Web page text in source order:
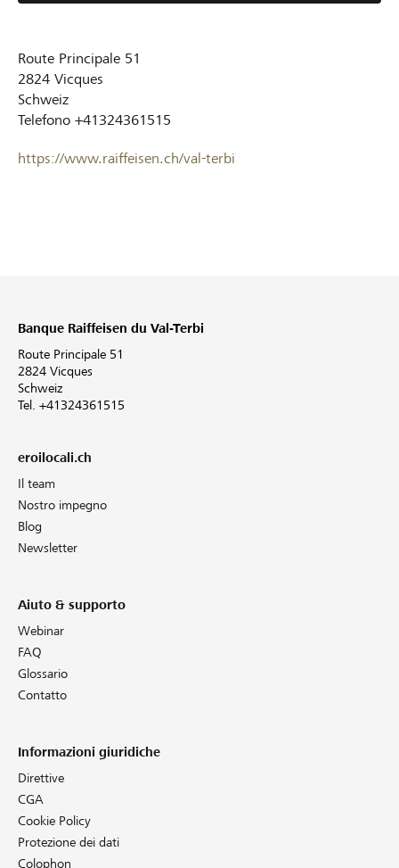
Route Principale 51
2824 Vicques
Schweiz
Telefono +41324361515
https://www.raiffeisen.ch/val-terbi
Banque Raiffeisen du Val-Terbi
Route Principale 51
2824 Vicques
Schweiz
Tel. +41324361515
eroilocali.ch
Il team
Nostro impegno
Blog
Newsletter
Aiuto & supporto
Webinar
FAQ
Glossario
Contatto
Informazioni giuridiche
Direttive
CGA
Cookie Policy
Protezione dei dati
Colophon